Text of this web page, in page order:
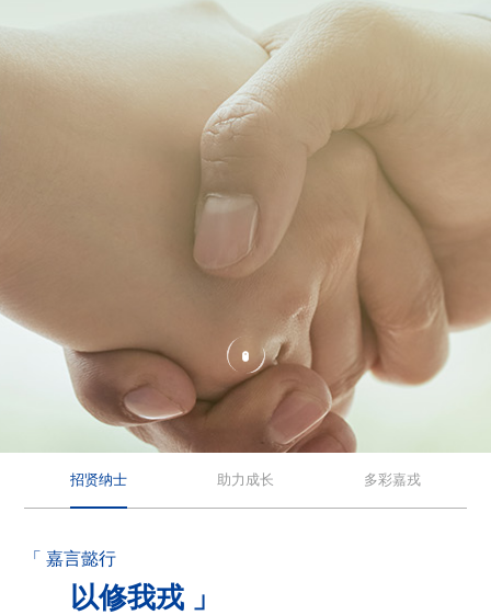

招贤纳士 助力成长 多彩嘉戎
「 嘉言懿行
以修我戎 」